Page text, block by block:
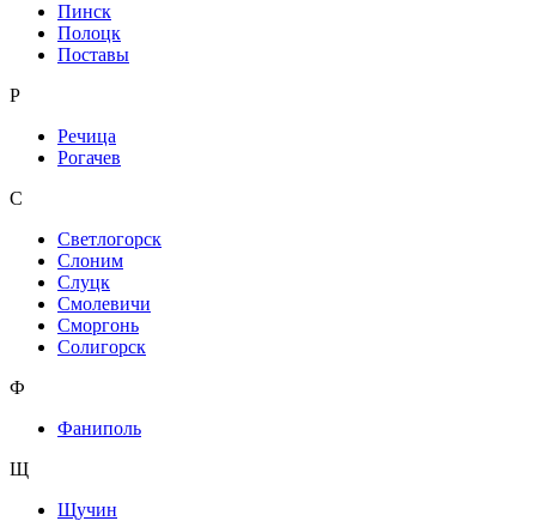
Пинск
Полоцк
Поставы
Р
Речица
Рогачев
С
Светлогорск
Слоним
Слуцк
Смолевичи
Сморгонь
Солигорск
Ф
Фаниполь
Щ
Щучин